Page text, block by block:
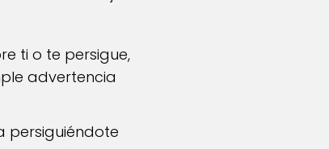
ti o te persigue,
advertencia
persiguiéndote